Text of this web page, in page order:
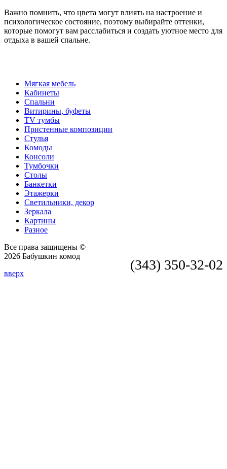
Важно помнить, что цвета могут влиять на настроение и
психологическое состояние, поэтому выбирайте оттенки,
которые помогут вам расслабиться и создать уютное место для
отдыха в вашей спальне.
Мягкая мебель
Кабинеты
Спальни
Витирины, буфеты
TV тумбы
Пристенные композиции
Стулья
Комоды
Консоли
Тумбочки
Столы
Банкетки
Этажерки
Светильники, декор
Зеркала
Картины
Разное
(343) 350-32-02
Все права защищены ©
2026 Бабушкин комод
вверх